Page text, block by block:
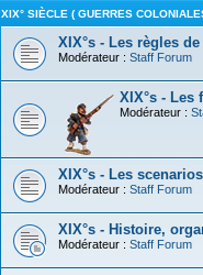
XIX° SIÈCLE ( GUERRES
XIX°s - Les règles de
Modérateur : Staff Forum
XIX°s - Les
Modérateur :
XIX°s - Les
Modérateur : Staff Forum
XIX°s - Histoire,
Modérateur : Staff Forum